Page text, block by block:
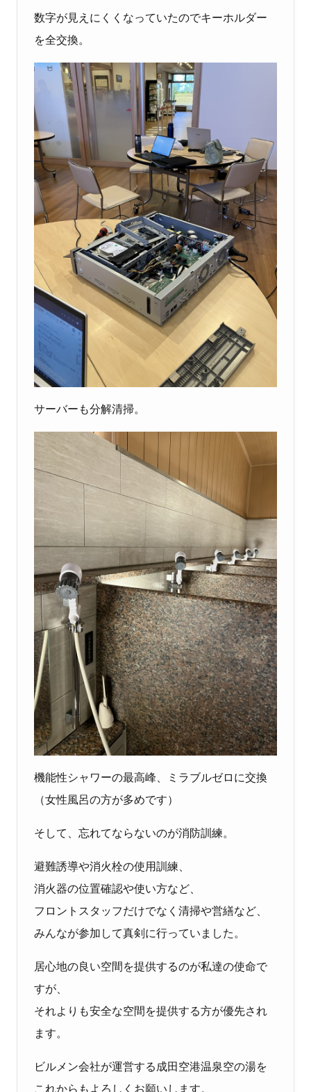
数字が見えにくくなっていたのでキーホルダー
を全交換。
サーバーも分解清掃。
機能性シャワーの最高峰、ミラブルゼロに交換
（女性風呂の方が多めです）
そして、忘れてならないのが消防訓練。
避難誘導や消火栓の使用訓練、
消火器の位置確認や使い方など、
フロントスタッフだけでなく清掃や営繕など、
みんなが参加して真剣に行っていました。
居心地の良い空間を提供するのが私達の使命で
すが、
それよりも安全な空間を提供する方が優先され
ます。
ビルメン会社が運営する成田空港温泉空の湯を
これからもよろしくお願いします。